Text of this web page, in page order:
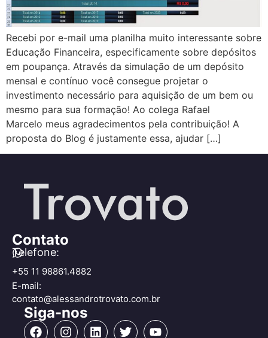
Recebi por e-mail uma planilha muito interessante sobre
Educação Financeira, especificamente sobre depósitos
em poupança. Através da simulação de um depósito
mensal e contínuo você consegue projetar o
investimento necessário para aquisição de um bem ou
mesmo para sua formação! Ao colega Rafael
Marcelo meus agradecimentos pela contribuição! A
proposta do Blog é justamente essa, ajudar […]
Contato
Telefone:
+55 11 98861.4882
E-mail:
contato@alessandrotrovato.com.br
Siga-nos